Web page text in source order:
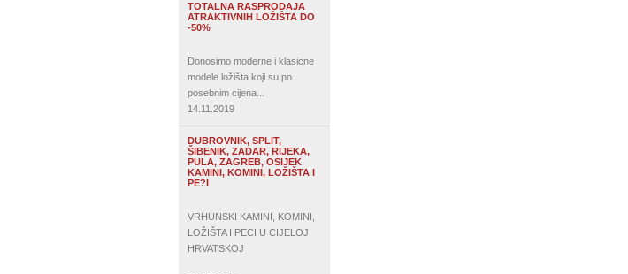
TOTALNA RASPRODAJA
ATRAKTIVNIH LOŽIŠTA DO
-50%
Donosimo moderne i klasicne
modele ložišta koji su po
posebnim cijena...
14.11.2019
DUBROVNIK, SPLIT,
ŠIBENIK, ZADAR, RIJEKA,
PULA, ZAGREB, OSIJEK
KAMINI, KOMINI, LOŽIŠTA I
PE?I
VRHUNSKI KAMINI, KOMINI,
LOŽIŠTA I PECI U CIJELOJ
HRVATSKOJ